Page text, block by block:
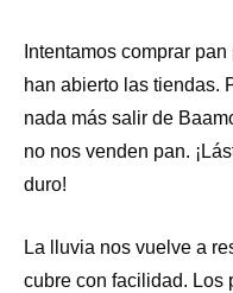
Intentamos comprar
han abierto las tiendas.
nada más salir de
no nos venden pan.
duro!
La lluvia nos vuelve a
cubre con facilidad. Los